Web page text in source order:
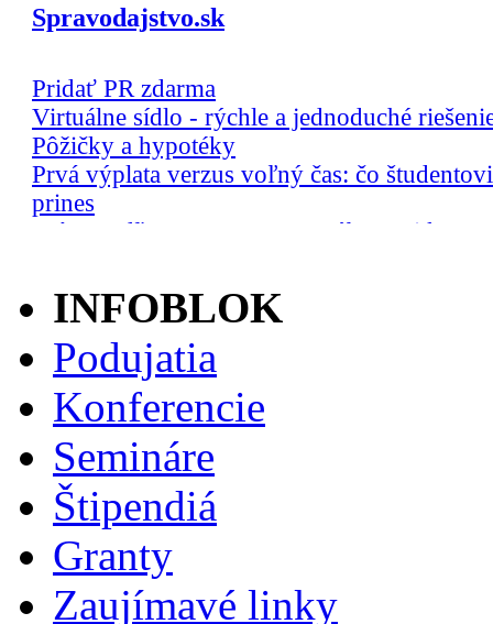
INFOBLOK
Podujatia
Konferencie
Semináre
Štipendiá
Granty
Zaujímavé linky